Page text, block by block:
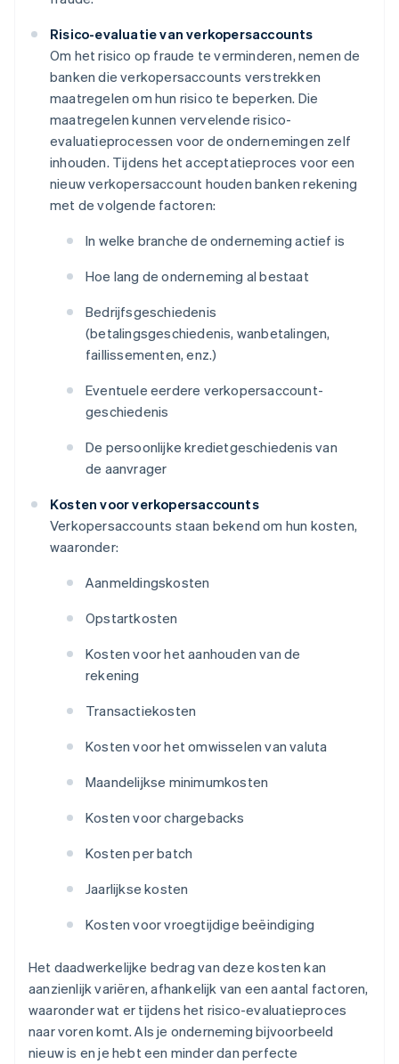
Risico-evaluatie van verkopersaccounts
Om het risico op fraude te verminderen, nemen de
banken die verkopersaccounts verstrekken
maatregelen om hun risico te beperken. Die
maatregelen kunnen vervelende risico-
evaluatieprocessen voor de ondernemingen zelf
inhouden. Tijdens het acceptatieproces voor een
nieuw verkopersaccount houden banken rekening
met de volgende factoren:
In welke branche de onderneming actief is
Hoe lang de onderneming al bestaat
Bedrijfsgeschiedenis
(betalingsgeschiedenis, wanbetalingen,
faillissementen, enz.)
Eventuele eerdere verkopersaccount-
geschiedenis
De persoonlijke kredietgeschiedenis van
de aanvrager
Kosten voor verkopersaccounts
Verkopersaccounts staan bekend om hun kosten,
waaronder:
Aanmeldingskosten
Opstartkosten
Kosten voor het aanhouden van de
rekening
Transactiekosten
Kosten voor het omwisselen van valuta
Maandelijkse minimumkosten
Kosten voor chargebacks
Kosten per batch
Jaarlijkse kosten
Kosten voor vroegtijdige beëindiging
Het daadwerkelijke bedrag van deze kosten kan
aanzienlijk variëren, afhankelijk van een aantal factoren,
waaronder wat er tijdens het risico-evaluatieproces
naar voren komt. Als je onderneming bijvoorbeeld
nieuw is en je hebt een minder dan perfecte